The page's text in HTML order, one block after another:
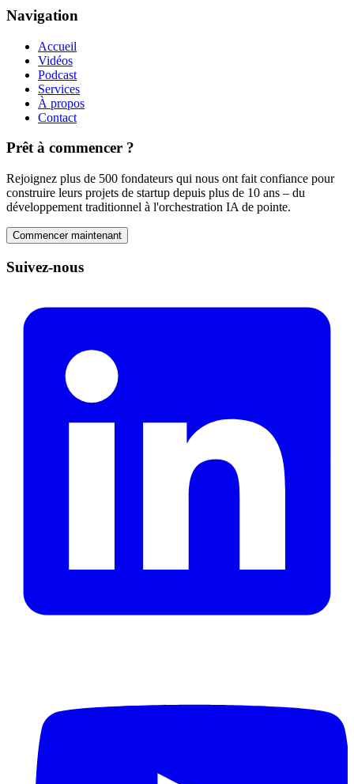
Navigation
Accueil
Vidéos
Podcast
Services
À propos
Contact
Prêt à commencer ?
Rejoignez plus de 500 fondateurs qui nous ont fait confiance pour
construire leurs projets de startup depuis plus de 10 ans – du
développement traditionnel à l'orchestration IA de pointe.
Commencer maintenant
Suivez-nous